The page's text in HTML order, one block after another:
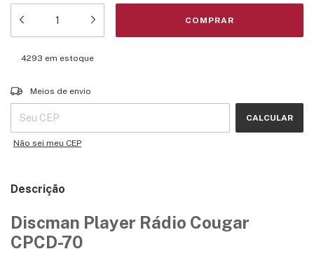
4293 em estoque
Entregas para o CEP:
Meios de envio
CALCULAR
Não sei meu CEP
Descrição
Discman Player Rádio Cougar
CPCD-70